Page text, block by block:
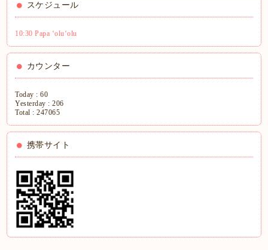
スケジュール
10:30 Papa ʻoluʻolu
カウンター
Today :60
Yesterday :206
Total :247065
携帯サイト